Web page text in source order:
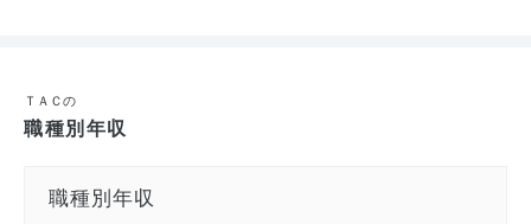
ＴＡＣの
職種別年収
職種別年収